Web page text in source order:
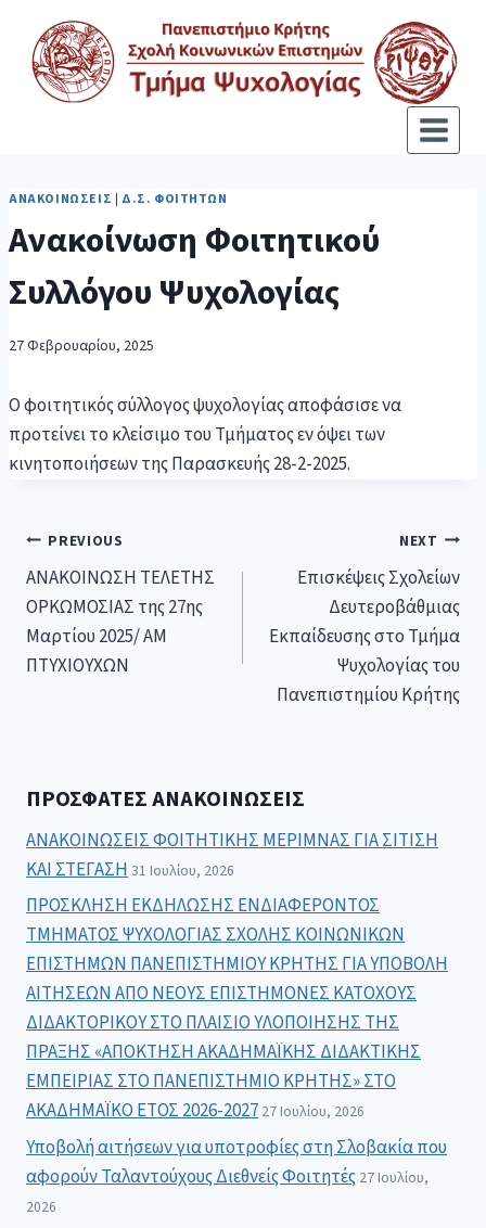
ΑΝΑΚΟΙΝΏΣΕΙΣ | Δ.Σ. ΦΟΙΤΗΤΏΝ
Ανακοίνωση Φοιτητικού
Συλλόγου Ψυχολογίας
27 Φεβρουαρίου, 2025
Ο φοιτητικός σύλλογος ψυχολογίας αποφάσισε να
προτείνει το κλείσιμο του Τμήματος εν όψει των
κινητοποιήσεων της Παρασκευής 28-2-2025.
PREVIOUS
ΑΝΑΚΟΙΝΩΣΗ ΤΕΛΕΤΗΣ
ΟΡΚΩΜΟΣΙΑΣ της 27ης
Μαρτίου 2025/ AΜ
ΠΤΥΧΙΟΥΧΩΝ
NEXT
Επισκέψεις Σχολείων
Δευτεροβάθμιας
Εκπαίδευσης στο Τμήμα
Ψυχολογίας του
Πανεπιστημίου Κρήτης
ΠΡΌΣΦΑΤΕΣ ΑΝΑΚΟΙΝΏΣΕΙΣ
ΑΝΑΚΟΙΝΩΣΕΙΣ ΦΟΙΤΗΤΙΚΗΣ ΜΕΡΙΜΝΑΣ ΓΙΑ ΣΙΤΙΣΗ
ΚΑΙ ΣΤΕΓΑΣΗ 31 Ιουλίου, 2026
ΠΡΟΣΚΛΗΣΗ ΕΚΔΗΛΩΣΗΣ ΕΝΔΙΑΦΕΡΟΝΤΟΣ
ΤΜΗΜΑΤΟΣ ΨΥΧΟΛΟΓΙΑΣ ΣΧΟΛΗΣ ΚΟΙΝΩΝΙΚΩΝ
ΕΠΙΣΤΗΜΩΝ ΠΑΝΕΠΙΣΤΗΜΙΟΥ ΚΡΗΤΗΣ ΓΙΑ ΥΠΟΒΟΛΗ
ΑΙΤΗΣΕΩΝ ΑΠΟ ΝΕΟΥΣ ΕΠΙΣΤΗΜΟΝΕΣ ΚΑΤΟΧΟΥΣ
ΔΙΔΑΚΤΟΡΙΚΟΥ ΣΤΟ ΠΛΑΙΣΙΟ ΥΛΟΠΟΙΗΣΗΣ ΤΗΣ
ΠΡΑΞΗΣ «ΑΠΟΚΤΗΣΗ ΑΚΑΔΗΜΑΪΚΗΣ ΔΙΔΑΚΤΙΚΗΣ
ΕΜΠΕΙΡΙΑΣ ΣΤΟ ΠΑΝΕΠΙΣΤΗΜΙΟ ΚΡΗΤΗΣ» ΣΤΟ
ΑΚΑΔΗΜΑΪΚΟ ΕΤΟΣ 2026-2027 27 Ιουλίου, 2026
Υποβολή αιτήσεων για υποτροφίες στη Σλοβακία που
αφορούν Ταλαντούχους Διεθνείς Φοιτητές 27 Ιουλίου,
2026